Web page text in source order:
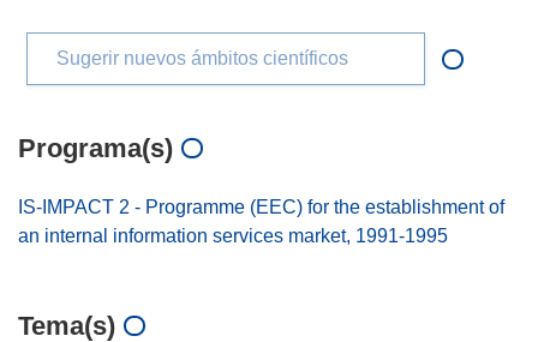
Sugerir nuevos ámbitos científicos
Programa(s)
IS-IMPACT 2 - Programme (EEC) for the establishment of
an internal information services market, 1991-1995
Tema(s)